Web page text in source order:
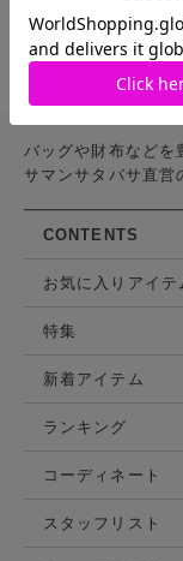
￥82,500(税込)
バッグや財布などを
サマンサタバサ直営
CONTENTS
お気に入りアイテ
特集
新着アイテム
ランキング
コーディネート
スタッフリスト